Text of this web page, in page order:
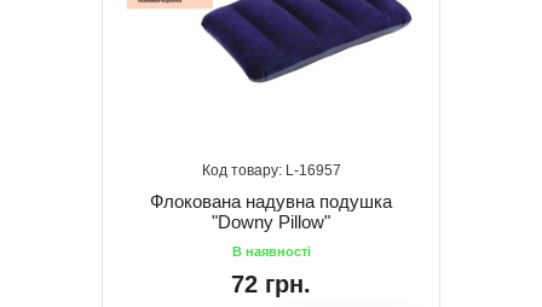
16957
Флокована надувна подушка
"Downy Pillow"
72 грн.